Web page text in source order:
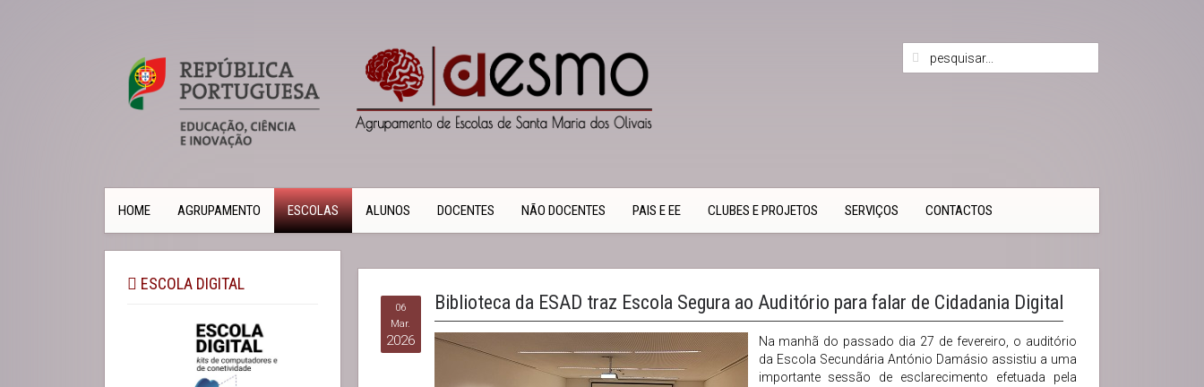
HOME AGRUPAMENTO ESCOLAS ALUNOS DOCENTES NÃO DOCENTES PAIS E EE CLUBES E PROJETOS SERVIÇOS CONTACTOS
06
Mar.
2026
Biblioteca da ESAD traz Escola Segura ao Auditório para falar de Cidadania Digital
Na manhã do passado dia 27 de fevereiro, o auditório
da Escola Secundária António Damásio assistiu a uma
importante sessão de esclarecimento efetuada pela
ESCOLA DIGITAL